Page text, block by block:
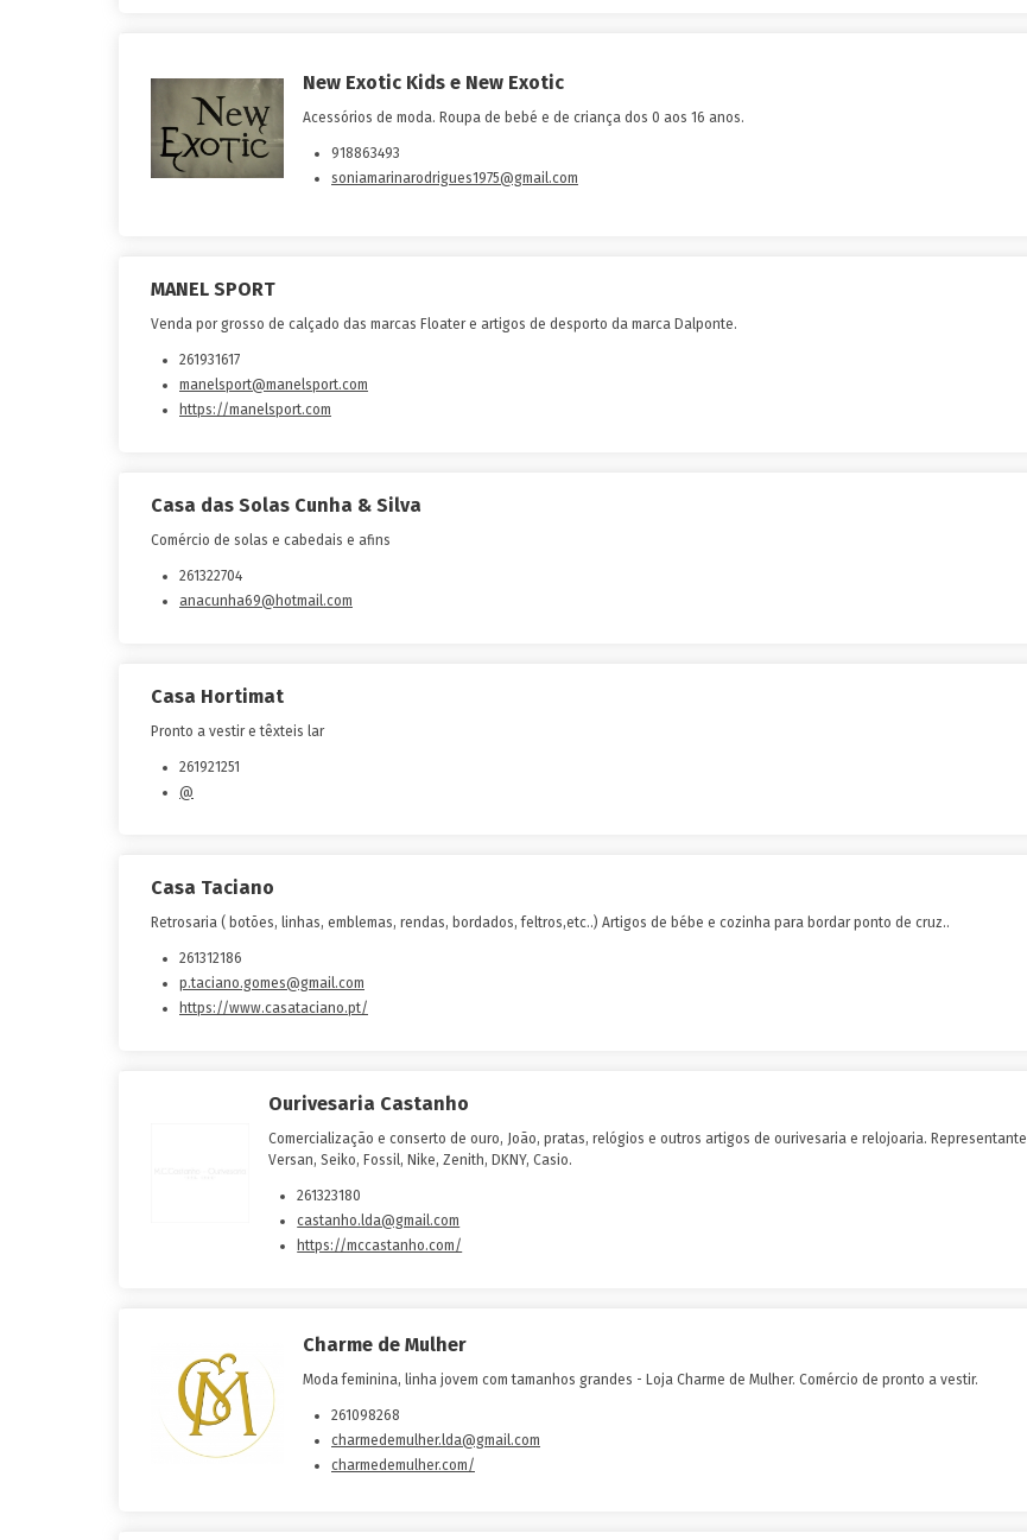
New Exotic Kids e New Exotic
Acessórios de moda. Roupa de bebé e de criança dos 0 aos 16 anos.
918863493
soniamarinarodrigues1975@gmail.com
MANEL SPORT
Venda por grosso de calçado das marcas Floater e artigos de desporto da marca Dalponte.
261931617
manelsport@manelsport.com
https://manelsport.com
Casa das Solas Cunha & Silva
Comércio de solas e cabedais e afins
261322704
anacunha69@hotmail.com
Casa Hortimat
Pronto a vestir e têxteis lar
261921251
@
Casa Taciano
Retrosaria ( botões, linhas, emblemas, rendas, bordados, feltros,etc..) Artigos de bébe e cozinha para bordar ponto de cruz..
261312186
p.taciano.gomes@gmail.com
https://www.casataciano.pt/
Ourivesaria Castanho
Comercialização e conserto de ouro, João, pratas, relógios e outros artigos de ourivesaria e relojoaria.
Versan, Seiko, Fossil, Nike, Zenith, DKNY, Casio.
261323180
castanho.lda@gmail.com
https://mccastanho.com/
Charme de Mulher
Moda feminina, linha jovem com tamanhos grandes - Loja Charme de Mulher. Comércio de pronto a vestir.
261098268
charmedemulher.lda@gmail.com
charmedemulher.com/